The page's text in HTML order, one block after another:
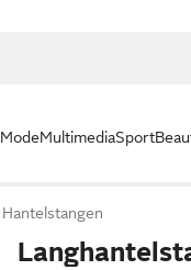
ModeMultimediaSport
Hantelstangen